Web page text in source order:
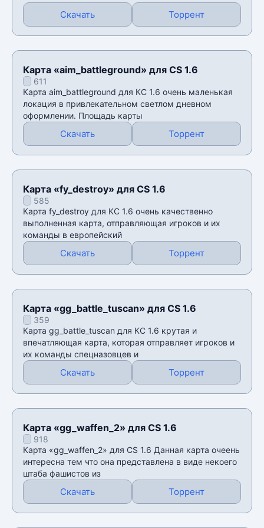
Скачать Торрент
Карта «aim_battleground» для CS 1.6
611
Карта aim_battleground для КС 1.6 очень маленькая
локация в привлекательном светлом дневном
оформлении. Площадь карты
Скачать Торрент
Карта «fy_destroy» для CS 1.6
585
Карта fy_destroy для КС 1.6 очень качественно
выполненная карта, отправляющая игроков и их
команды в европейский
Скачать Торрент
Карта «gg_battle_tuscan» для CS 1.6
359
Карта gg_battle_tuscan для КС 1.6 крутая и
впечатляющая карта, которая отправляет игроков и
их команды спецназовцев и
Скачать Торрент
Карта «gg_waffen_2» для CS 1.6
918
Карта «gg_waffen_2» для CS 1.6 Данная карта очеень
интересна тем что она представлена в виде некоего
штаба фашистов из
Скачать Торрент